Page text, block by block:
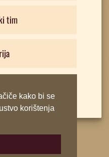
kako bi se
korištenja
tim